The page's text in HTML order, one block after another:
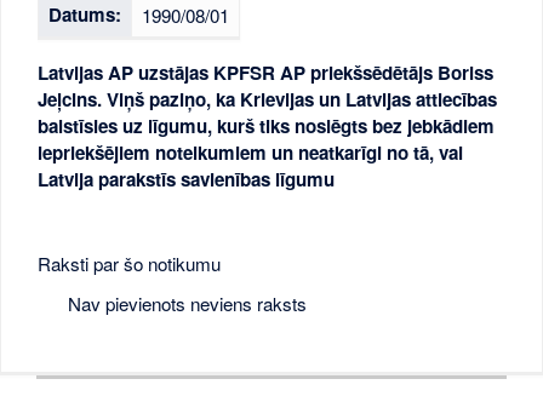
Datums: 1990/08/01
Latvijas AP uzstājas KPFSR AP priekšsēdētājs Boriss
Jeļcins. Viņš paziņo, ka Krievijas un Latvijas attiecības
balstīsies uz līgumu, kurš tiks noslēgts bez jebkādiem
iepriekšējiem noteikumiem un neatkarīgi no tā, vai
Latvija parakstīs savienības līgumu
Raksti par šo notikumu
Nav pievienots neviens raksts